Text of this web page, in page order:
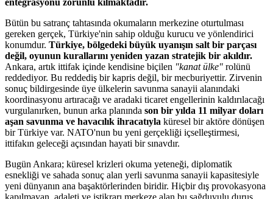
entegrasyonu zorunlu kılmaktadır.
Bütün bu satranç tahtasında okumaların merkezine oturtulması
gereken gerçek, Türkiye'nin sahip olduğu kurucu ve yönlendirici
konumdur. Türkiye, bölgedeki büyük uyanışın salt bir parçası
değil, oyunun kurallarını yeniden yazan stratejik bir akıldır.
Ankara, artık ittifak içinde kendisine biçilen "kanat ülke" rolünü
reddediyor. Bu reddediş bir kapris değil, bir mecburiyettir. Zirvenin
sonuç bildirgesinde üye ülkelerin savunma sanayii alanındaki
koordinasyonu artıracağı ve aradaki ticaret engellerinin kaldırılacağı
vurgulanırken, bunun arka planında son bir yılda 11 milyar doları
aşan savunma ve havacılık ihracatıyla küresel bir aktöre dönüşen
bir Türkiye var. NATO'nun bu yeni gerçekliği içselleştirmesi,
ittifakın geleceği açısından hayati bir sınavdır.
Bugün Ankara; küresel krizleri okuma yeteneği, diplomatik
esnekliği ve sahada sonuç alan yerli savunma sanayii kapasitesiyle
yeni dünyanın ana başaktörlerinden biridir. Hiçbir dış provokasyona